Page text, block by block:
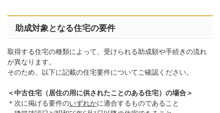
助成対象となる住宅の要件
取得する住宅の種類によって、受けられる助成額や手続きの流れ
が異なります。
そのため、以下に記載の住宅要件についてご確認ください。
＜中古住宅（居住の用に供されたことのある住宅）の場合＞
＊次に掲げる要件のいずれかに適合するものであること